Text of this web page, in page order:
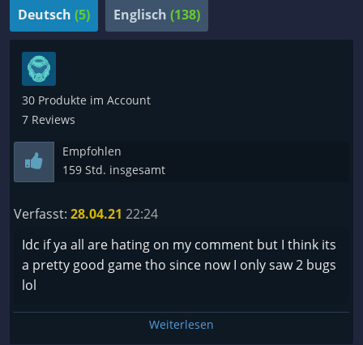
Deutsch (5) Englisch (138)
30 Produkte im Account
7 Reviews
Empfohlen
159 Std. insgesamt
Verfasst: 28.04.21 22:24
Idc if ya all are hating on my comment but I think its
a pretty good game tho since now I only saw 2 bugs
lol
Weiterlesen